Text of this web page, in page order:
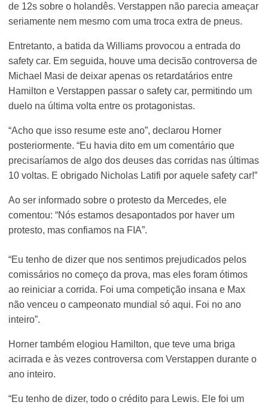
de 12s sobre o holandês. Verstappen não parecia ameaçar
seriamente nem mesmo com uma troca extra de pneus.
Entretanto, a batida da Williams provocou a entrada do
safety car. Em seguida, houve uma decisão controversa de
Michael Masi de deixar apenas os retardatários entre
Hamilton e Verstappen passar o safety car, permitindo um
duelo na última volta entre os protagonistas.
“Acho que isso resume este ano”, declarou Horner
posteriormente. “Eu havia dito em um comentário que
precisaríamos de algo dos deuses das corridas nas últimas
10 voltas. E obrigado Nicholas Latifi por aquele safety car!”
Ao ser informado sobre o protesto da Mercedes, ele
comentou: “Nós estamos desapontados por haver um
protesto, mas confiamos na FIA”.
“Eu tenho de dizer que nos sentimos prejudicados pelos
comissários no começo da prova, mas eles foram ótimos
ao reiniciar a corrida. Foi uma competição insana e Max
não venceu o campeonato mundial só aqui. Foi no ano
inteiro”.
Horner também elogiou Hamilton, que teve uma briga
acirrada e às vezes controversa com Verstappen durante o
ano inteiro.
“Eu tenho de dizer, todo o crédito para Lewis. Ele foi um